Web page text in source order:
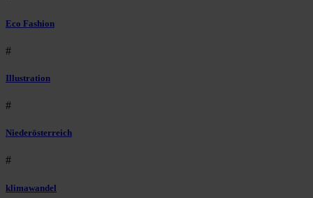
Eco Fashion
#
Illustration
#
Niederösterreich
#
klimawandel